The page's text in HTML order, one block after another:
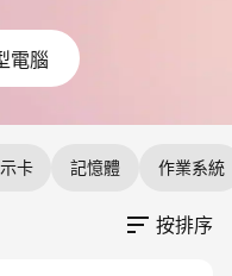
電腦
卡 記憶體 作業系統
按排序